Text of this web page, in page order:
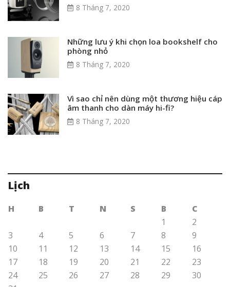
8 Tháng 7, 2020
Những lưu ý khi chọn loa bookshelf cho
phòng nhỏ
8 Tháng 7, 2020
Vì sao chỉ nên dùng một thương hiệu cáp
âm thanh cho dàn máy hi-fi?
8 Tháng 7, 2020
Lịch
H B T N S B
C
1
2
3
4 5 6 7 8
9
10
11 12 13 14 15
16
17
18 19 20 21 22
23
24
25 26 27 28 29
30